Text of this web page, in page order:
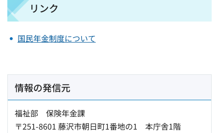
リンク
国民年金制度について
情報の発信元
福祉部 保険年金課
〒251-8601 藤沢市朝日町1番地の1 本庁舎1階